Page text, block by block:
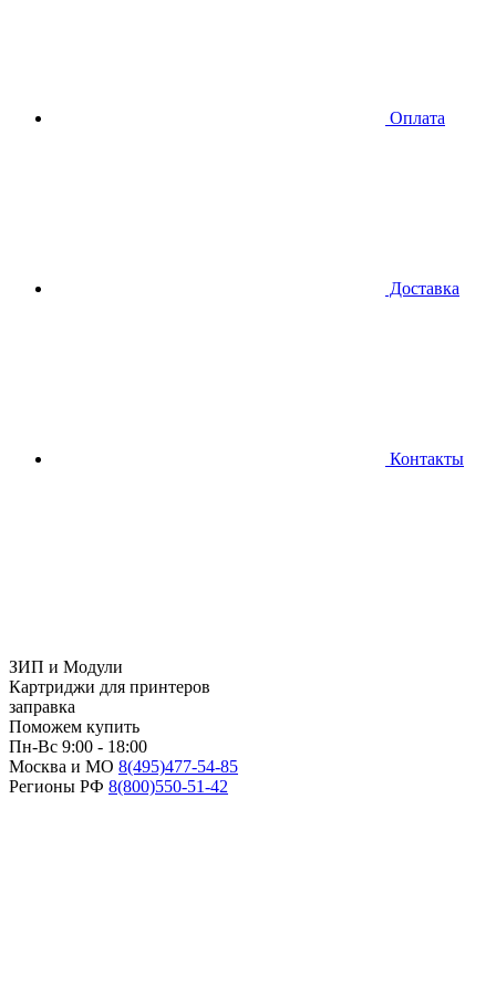
Оплата
Доставка
Контакты
ЗИП и Модули
Картриджи для принтеров
заправка
Поможем купить
Пн-Вс 9:00 - 18:00
Москва и МО 8(495)477-54-85
Регионы РФ 8(800)550-51-42